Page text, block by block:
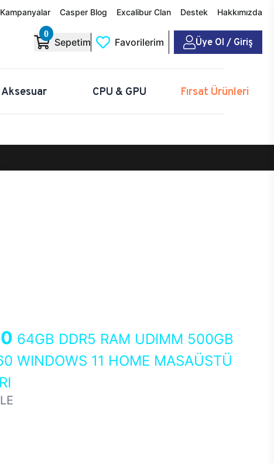
Kampanyalar Casper Blog Excalibur Clan Destek Hakkımızda
0
Sepetim Favorilerim Üye Ol / Giriş
Aksesuar CPU & GPU Fırsat Ürünleri
64GB DDR5 RAM UDIMM 500GB
WINDOWS 11 HOME MASAÜSTÜ